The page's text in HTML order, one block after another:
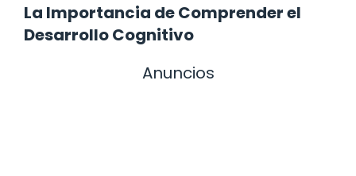
La Importancia de Comprender el
Desarrollo Cognitivo
Anuncios